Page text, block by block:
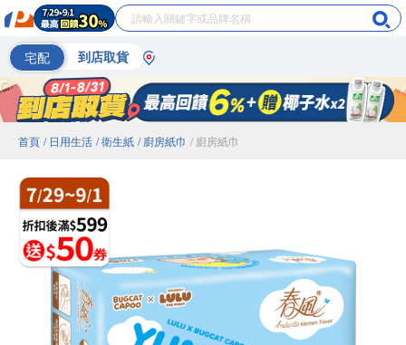
宅配 到店取貨
首頁 / 日用生活 / 衛生紙 / 廚房紙巾 / 廚房紙巾